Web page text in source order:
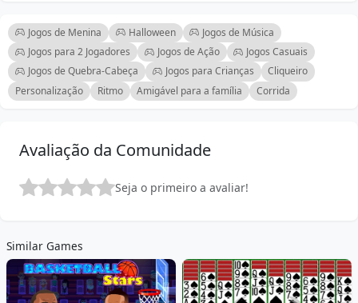
Controles intuitivos para um estilo sem esforço
Ambiente de palco interativo para uma sensação de
concerto
Adequado para crianças e entusiastas da moda
Incentiva a criatividade e a autoexpressão
Jogos de Menina Halloween
Jogos de Música
Jogos para 2 Jogadores
Jogos de Ação
Jogos Casuais
Jogos de Quebra-Cabeça
Jogos para Crianças
Cliqueiro
Personalização
Ritmo Amigável para a família Corrida
Avaliação da Comunidade
Seja o primeiro a avaliar!
Similar Games